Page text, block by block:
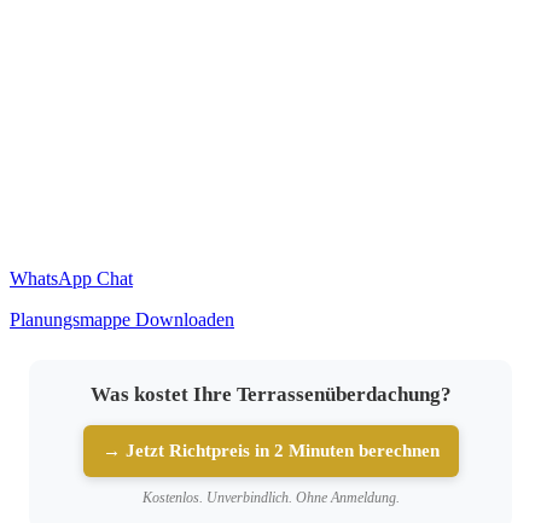
WhatsApp Chat
Planungsmappe Downloaden
Was kostet Ihre Terrassenüberdachung?
→ Jetzt Richtpreis in 2 Minuten berechnen
Kostenlos. Unverbindlich. Ohne Anmeldung.